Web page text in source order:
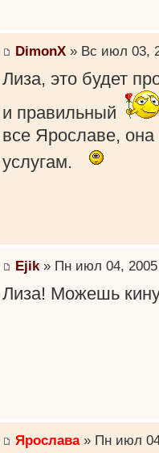
DimonX » Вс июл 03,
Лиза, это будет
и правильный
все Ярославе,
услугам.
Ejik » Пн июл 04,
Лиза! Можешь
Ярослава» Пн июл